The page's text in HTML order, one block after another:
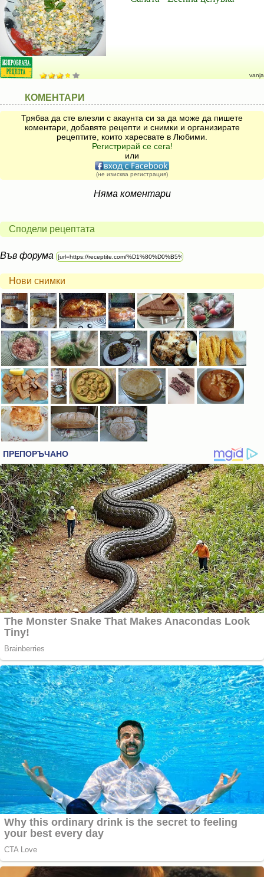
vanja
КОМЕНТАРИ
Трябва да сте влезли с акаунта си за да може да пишете
коментари, добавяте рецепти и снимки и организирате
рецептите, които харесвате в Любими.
Регистрирай се сега!
или
(не изисква регистрация)
Няма коментари
Сподели рецептата
Във форума
Нови снимки